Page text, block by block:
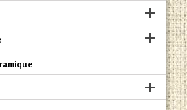


